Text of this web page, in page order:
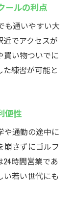
ールの利点
も通いやすい大
近でアクセスが
買い物ついでに
練習が可能と
便性
や通勤の途中に
崩さずにゴルフ
時間営業であ
い若い世代にも